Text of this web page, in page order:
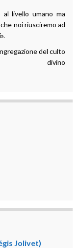
livello umano ma
noi riusciremo ad
del culto
divino
Jolivet)